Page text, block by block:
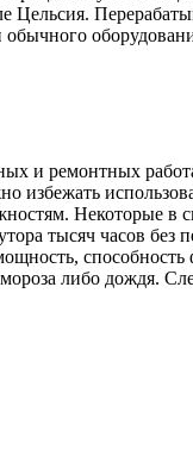
Цельсия.
и ремонтных
избежать
Некоторые в
тысяч часов
либо дождя.